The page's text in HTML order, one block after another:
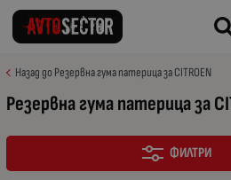
Назад до Резервна гума патерица за CITROEN
Резервна гума патерица за
ФИЛТРИ